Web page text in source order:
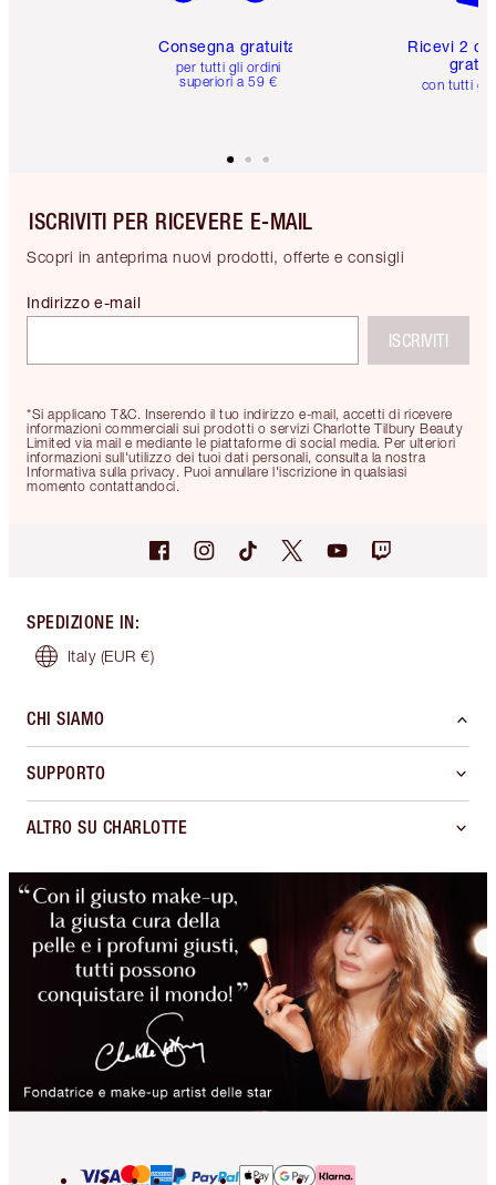
Consegna gratuita
per tutti gli ordini
superiori a 59 €
Ricevi 2
con tutti gli
ISCRIVITI PER RICEVERE E-MAIL
Scopri in anteprima nuovi prodotti, offerte e consigli
*Si applicano T&C. Inserendo il tuo indirizzo e-mail, accetti di ricevere
informazioni commerciali sui prodotti o servizi Charlotte Tilbury Beauty
Limited via mail e mediante le piattaforme di social media. Per ulteriori
informazioni sull'utilizzo dei tuoi dati personali, consulta la nostra
Informativa sulla privacy. Puoi annullare l'iscrizione in qualsiasi
momento contattandoci.
Indirizzo e-mail
ISCRIVITI
SPEDIZIONE IN:
Italy (EUR €)
CHI SIAMO
SUPPORTO
ALTRO SU CHARLOTTE